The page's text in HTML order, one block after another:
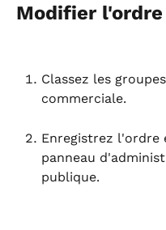
Modifier
Classez les
commerciale.
Enregistrez l'ordre
panneau
publique.